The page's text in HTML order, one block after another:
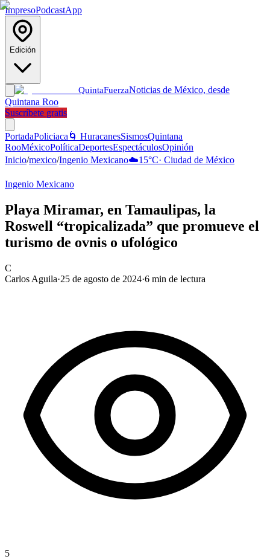
ImpresoPodcastApp
Edición
QuintaFuerzaNoticias de México, desde
Quintana Roo
Suscríbete gratis
PortadaPoliciaca 🌀 HuracanesSismosQuintana
RooMéxicoPolíticaDeportesEspectáculosOpinión
Inicio/mexico/Ingenio Mexicano☁️15°C· Ciudad de México
Ingenio Mexicano
Playa Miramar, en Tamaulipas, la
Roswell “tropicalizada” que promueve el
turismo de ovnis o ufológico
C
Carlos Aguila·25 de agosto de 2024·6 min de lectura
5